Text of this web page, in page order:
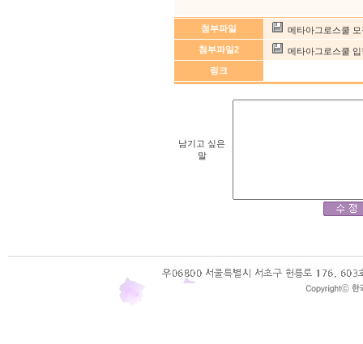
첨부파일
메타아그로스쿨 모
첨부파일2
메타아그로스쿨
링크
남기고 싶은
말